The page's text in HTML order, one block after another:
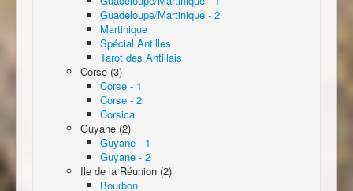
Guadeloupe/Martinique - 2
Martinique
Spécial Antilles
Tarot des Antillais
Corse (3)
Corse - 1
Corse - 2
Corsica
Guyane (2)
Guyane - 1
Guyane - 2
Ile de la Réunion (2)
Bourbon